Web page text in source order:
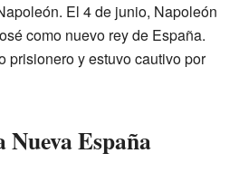
El 4 de junio, Napoleón
como nuevo rey de España.
prisionero y estuvo cautivo por
España